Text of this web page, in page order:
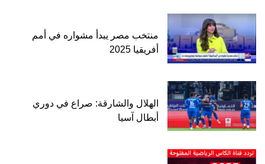
منتخب مصر يبدأ مشواره في أمم
أفريقيا 2025
الهلال والشارقة: صراع في دوري
أبطال آسيا